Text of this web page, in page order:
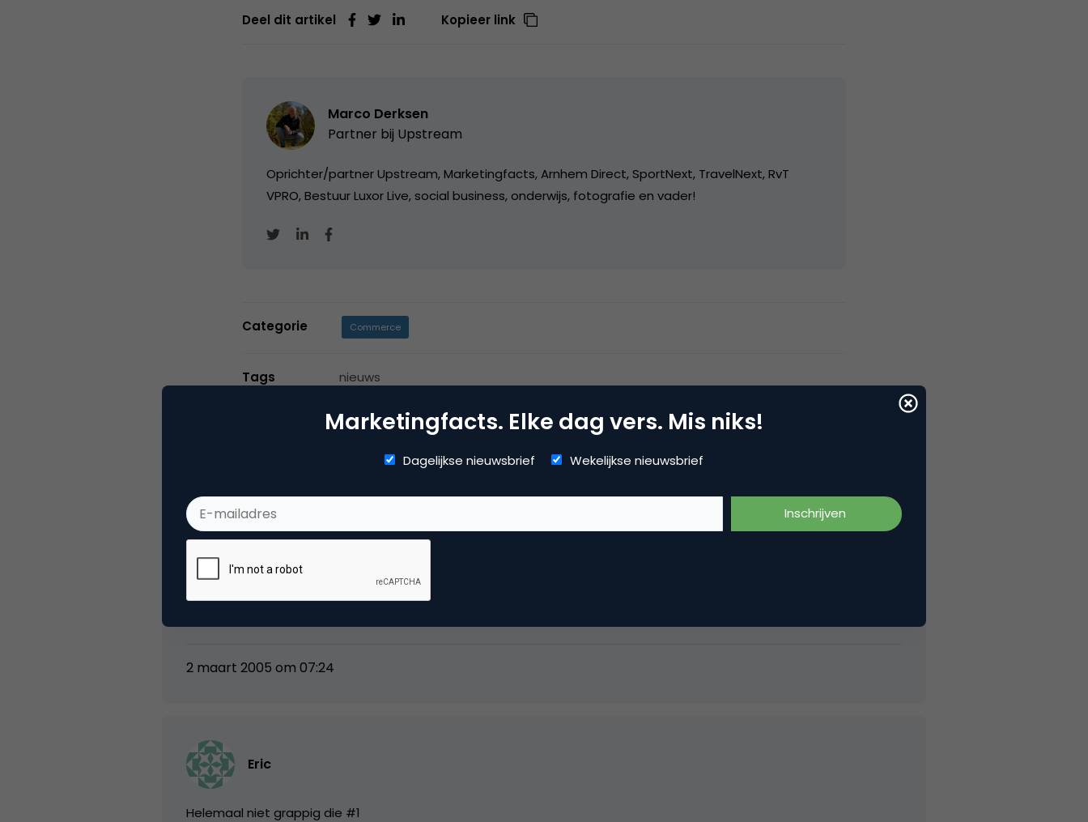
Deel dit artikel Kopieer link
Marco Derksen
Partner bij Upstream
Oprichter/partner Upstream, Marketingfacts, Arnhem Direct, SportNext, TravelNext, RvT
VPRO, Bestuur Luxor Live, social business, onderwijs, fotografie en vader!
Categorie Commerce
Tags nieuws
Richard
2 maart 2005 om 07:24
Eric
Helemaal niet grappig die #1
Marketingfacts. Elke dag vers. Mis niks!
Dagelijkse nieuwsbrief Wekelijkse nieuwsbrief